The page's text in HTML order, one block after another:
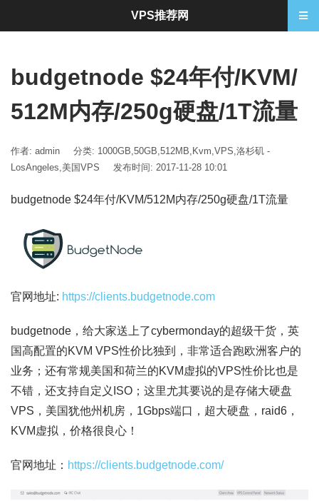
budgetnode $24年付/KVM/
512M内存/250g硬盘/1T流量
作者: admin 分类: 1000GB,50GB,512MB, Kvm,VPS,洛杉矶 -
LosAngeles,美国VPS 发布时间: 2017-11-28 10:01
budgetnode $24年付/KVM/512M内存/250g硬盘/1T流量
官网地址: https://clients.budgetnode.com
budgetnode，给大家送上了cybermonday的超级干货，英
国高配置的KVM VPS性价比独到，非常适合跑欧洲客户的
业务；还有常规美国和荷兰的KVM虚拟的VPS性价比也是
不错，还支持自定义ISO；这里尤其要说的是存储大硬盘
VPS，美国犹他州机房，1Gbps端口，超大硬盘，raid6，
KVM虚拟，价格很良心！
官网地址： https://clients.budgetnode.com/
VPS推荐网